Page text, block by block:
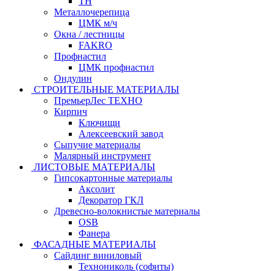
Металлочерепица
ЦМК м/ч
Окна / лестницы
FAKRO
Профнастил
ЦМК профнастил
Ондулин
СТРОИТЕЛЬНЫЕ МАТЕРИАЛЫ
ПремьерЛес ТЕХНО
Кирпич
Ключищи
Алексеевский завод
Сыпучие материалы
Малярный инструмент
ЛИСТОВЫЕ МАТЕРИАЛЫ
Гипсокартонные материалы
Аксолит
Декоратор ГКЛ
Древесно-волокнистые материалы
OSB
Фанера
ФАСАДНЫЕ МАТЕРИАЛЫ
Сайдинг виниловый
Технониколь (софиты)